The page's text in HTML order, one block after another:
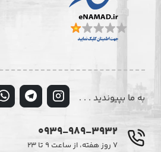
به ما بپیوندید . . .
0939-989-3932
۷ روز هفته، از ساعت ۹ تا ۲۳